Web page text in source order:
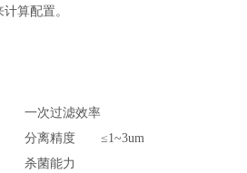
算配置。
一次过滤效率
分离精度
≤1~3um
杀菌能力